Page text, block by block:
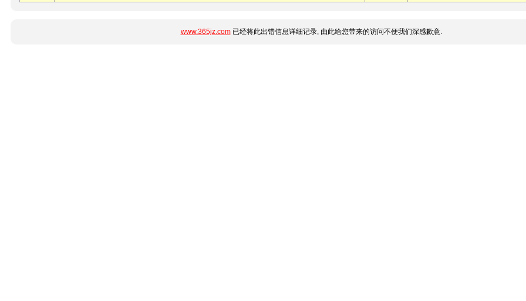
www.365jz.com已经将此出错信息详细记录, 由此给您带来的访问不便我们深感歉意.